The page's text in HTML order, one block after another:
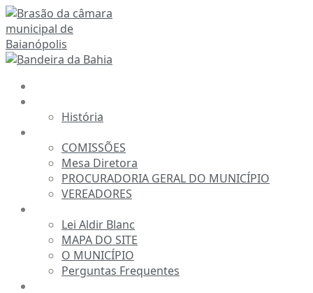
Ir
para
o
conteúdo
História
COMISSÕES
Mesa Diretora
PROCURADORIA GERAL DO MUNICÍPIO
VEREADORES
Lei Aldir Blanc
MAPA DO SITE
O MUNICÍPIO
Perguntas Frequentes